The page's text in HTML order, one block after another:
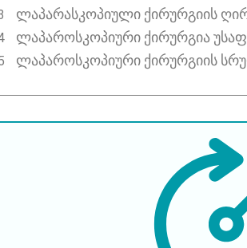
ლაპარასკოპიული ქირურგიის
ლაპაროსკოპიური ქირურგია
ლაპაროსკოპიური ქირურგიის